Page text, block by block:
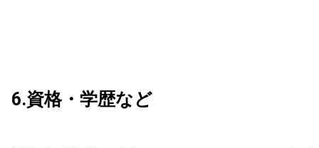
6.資格・学歴など